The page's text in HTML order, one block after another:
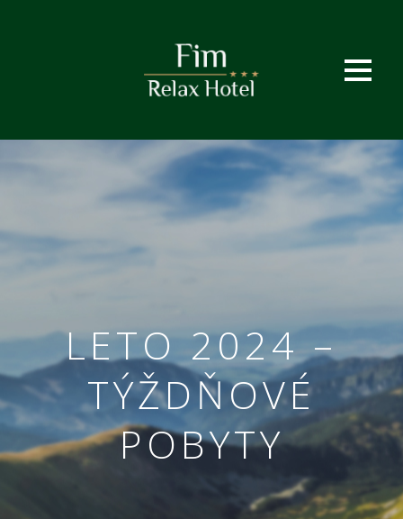
LETO 2024 –
TÝŽDŇOVÉ
POBYTY